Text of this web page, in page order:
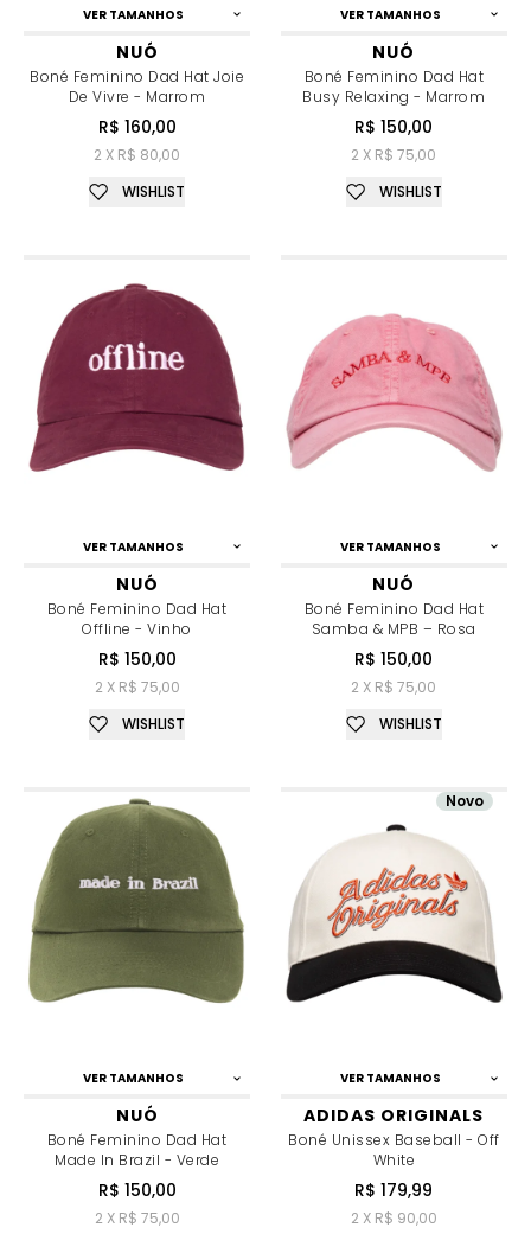
VER TAMANHOS
NUÓ
Boné Feminino Dad Hat Joie
De Vivre - Marrom
R$ 160,00
2 X R$ 80,00
WISHLIST
VER TAMANHOS
NUÓ
Boné Feminino Dad Hat
Busy Relaxing - Marrom
R$ 150,00
2 X R$ 75,00
WISHLIST
VER TAMANHOS
NUÓ
Boné Feminino Dad Hat
Offline - Vinho
R$ 150,00
2 X R$ 75,00
WISHLIST
VER TAMANHOS
NUÓ
Boné Feminino Dad Hat
Samba & MPB – Rosa
R$ 150,00
2 X R$ 75,00
WISHLIST
VER TAMANHOS
NUÓ
Boné Feminino Dad Hat
Made In Brazil - Verde
R$ 150,00
2 X R$ 75,00
VER TAMANHOS
ADIDAS ORIGINALS
Boné Unissex Baseball - Off
White
R$ 179,99
2 X R$ 90,00
Novo